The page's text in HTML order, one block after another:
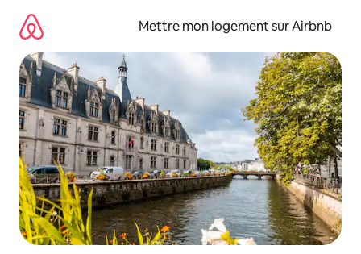
directement
contenu
Mettre mon logement sur Airbnb